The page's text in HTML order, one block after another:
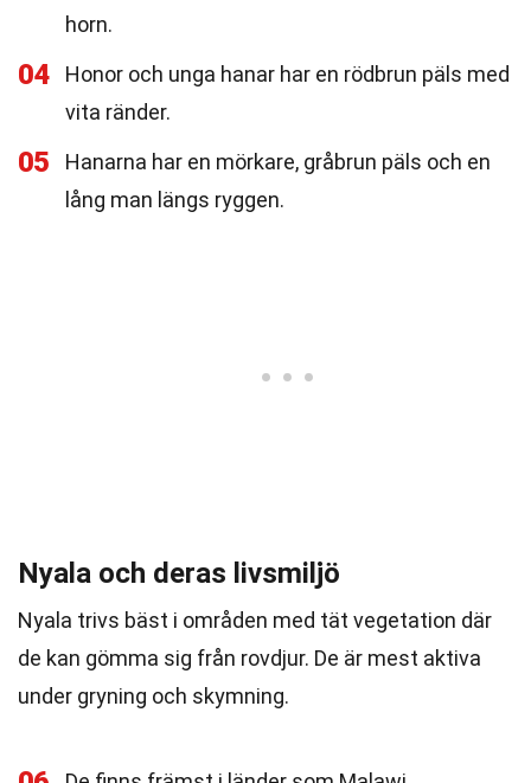
horn.
04
Honor och unga hanar har en rödbrun päls med
vita ränder.
05
Hanarna har en mörkare, gråbrun päls och en
lång man längs ryggen.
Nyala och deras livsmiljö
Nyala trivs bäst i områden med tät vegetation där
de kan gömma sig från rovdjur. De är mest aktiva
under gryning och skymning.